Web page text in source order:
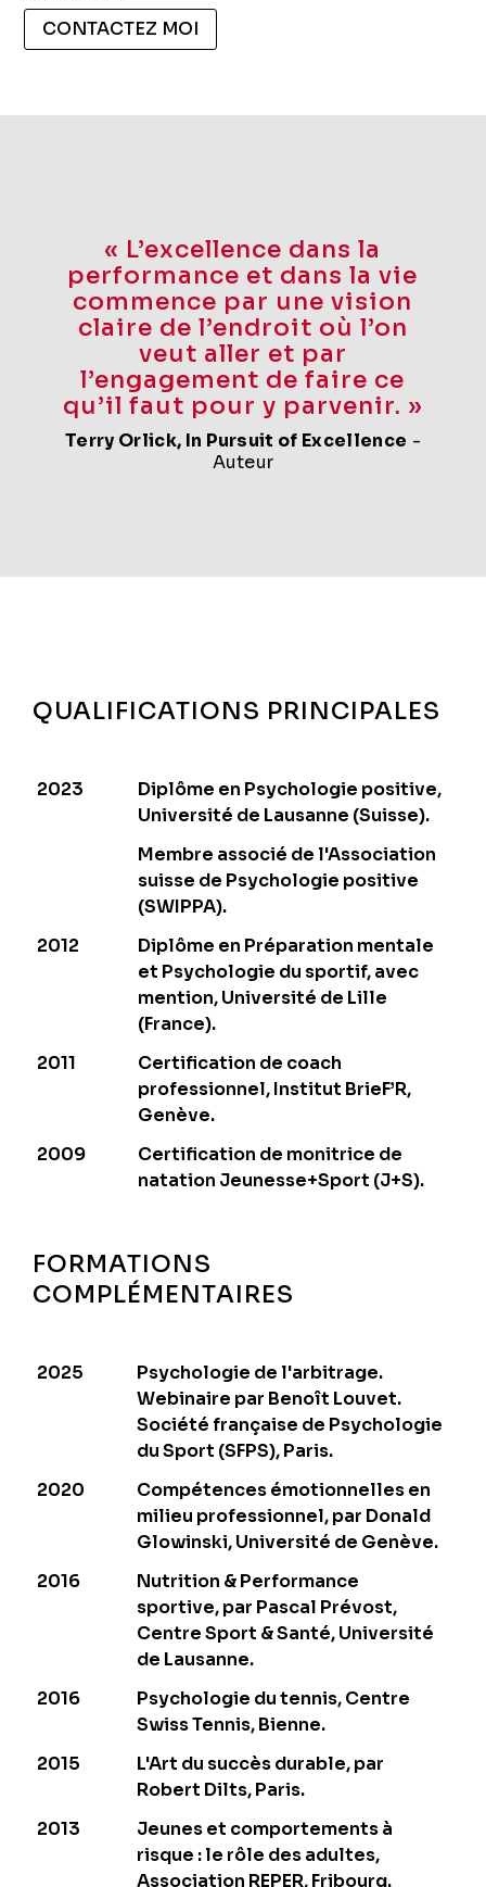
CONTACTEZ MOI
« L’excellence dans la
performance et dans la vie
commence par une vision
claire de l’endroit où l’on
veut aller et par
l’engagement de faire ce
qu’il faut pour y parvenir. »
Terry Orlick, In Pursuit of Excellence -
Auteur
QUALIFICATIONS PRINCIPALES
2023
Diplôme en Psychologie positive,
Université de Lausanne (Suisse).
Membre associé de l'Association
suisse de Psychologie positive
(SWIPPA).
2012
Diplôme en Préparation mentale
et Psychologie du sportif, avec
mention, Université de Lille
(France).
2011
Certification de coach
professionnel, Institut BrieF’R,
Genève.
2009
Certification de monitrice de
natation Jeunesse+Sport (J+S).
FORMATIONS
COMPLÉMENTAIRES
2025
Psychologie de l'arbitrage.
Webinaire par Benoît Louvet.
Société française de Psychologie
du Sport (SFPS), Paris.
2020
Compétences émotionnelles en
milieu professionnel, par Donald
Glowinski, Université de Genève.
2016
Nutrition & Performance
sportive, par Pascal Prévost,
Centre Sport & Santé, Université
de Lausanne.
2016
Psychologie du tennis, Centre
Swiss Tennis, Bienne.
2015
L'Art du succès durable, par
Robert Dilts, Paris.
2013
Jeunes et comportements à
risque : le rôle des adultes,
Association REPER, Fribourg.